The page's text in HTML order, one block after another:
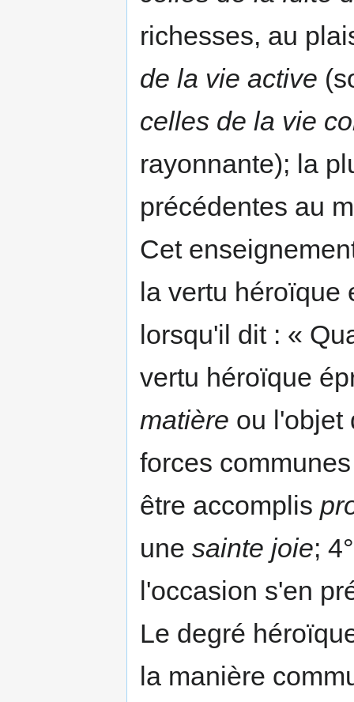
richesses, au
de la vie active
celles de la vie
rayonnante); la
précédentes au
Cet
la vertu héroïque
lorsqu'il dit : «
vertu héroïque
matière ou
forces
être accomplis
une sainte joie;
l'occasion s'en
Le degré
la manière